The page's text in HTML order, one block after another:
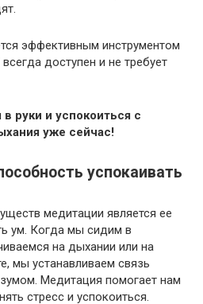
эффективным инструментом
доступен и не требует
руки и успокоиться с
уже сейчас!
успокаивать
медитации является ее
ум. Когда мы сидим в
на дыхании или на
мы устанавливаем связь
Медитация помогает нам
стресс и успокоиться.